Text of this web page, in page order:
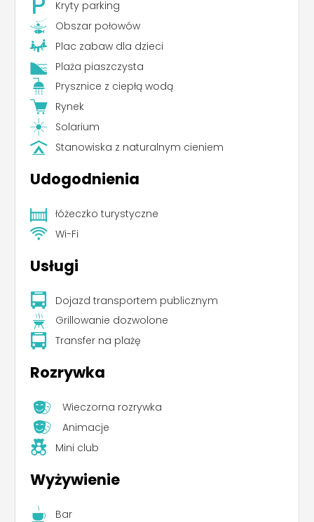
Kryty parking
Obszar połowów
Plac zabaw dla dzieci
Plaża piaszczysta
Prysznice z ciepłą wodą
Rynek
Solarium
Stanowiska z naturalnym cieniem
Udogodnienia
łóżeczko turystyczne
Wi-Fi
Usługi
Dojazd transportem publicznym
Grillowanie dozwolone
Transfer na plażę
Rozrywka
Wieczorna rozrywka
Animacje
Mini club
Wyżywienie
Bar